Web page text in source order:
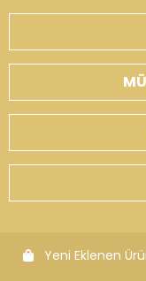
Yeni Eklenen